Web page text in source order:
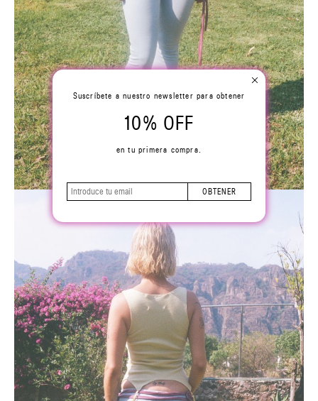
Suscríbete a nuestro newsletter para obtener
10% OFF
en tu primera compra.
OBTENER